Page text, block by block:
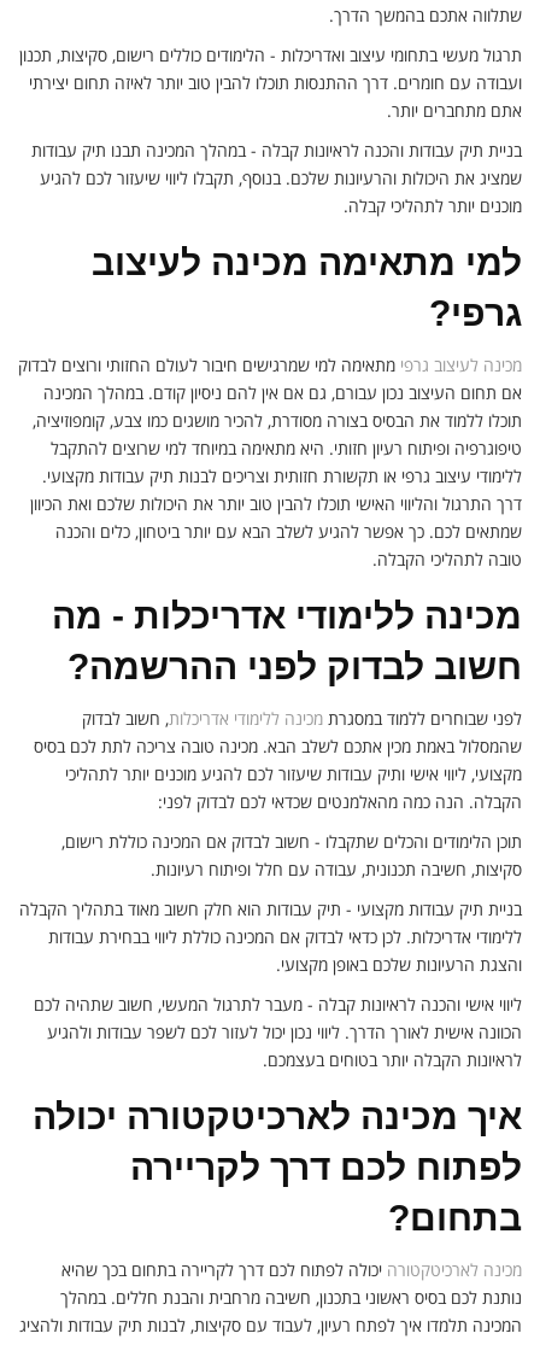
שתלווה אתכם בהמשך הדרך.
תרגול מעשי בתחומי עיצוב ואדריכלות - הלימודים כוללים רישום, סקיצות, תכנון
ועבודה עם חומרים. דרך ההתנסות תוכלו להבין טוב יותר לאיזה תחום יצירתי
אתם מתחברים יותר.
בניית תיק עבודות והכנה לראיונות קבלה - במהלך המכינה תבנו תיק עבודות
שמציג את היכולות והרעיונות שלכם. בנוסף, תקבלו ליווי שיעזור לכם להגיע
מוכנים יותר לתהליכי קבלה.
למי מתאימה מכינה לעיצוב
גרפי?
מכינה לעיצוב גרפי מתאימה למי שמרגישים חיבור לעולם החזותי ורוצים לבדוק
אם תחום העיצוב נכון עבורם, גם אם אין להם ניסיון קודם. במהלך המכינה
תוכלו ללמוד את הבסיס בצורה מסודרת, להכיר מושגים כמו צבע, קומפוזיציה,
טיפוגרפיה ופיתוח רעיון חזותי. היא מתאימה במיוחד למי שרוצים להתקבל
ללימודי עיצוב גרפי או תקשורת חזותית וצריכים לבנות תיק עבודות מקצועי.
דרך התרגול והליווי האישי תוכלו להבין טוב יותר את היכולות שלכם ואת הכיוון
שמתאים לכם. כך אפשר להגיע לשלב הבא עם יותר ביטחון, כלים והכנה
טובה לתהליכי הקבלה.
מכינה ללימודי אדריכלות - מה
חשוב לבדוק לפני ההרשמה?
לפני שבוחרים ללמוד במסגרת מכינה ללימודי אדריכלות, חשוב לבדוק
שהמסלול באמת מכין אתכם לשלב הבא. מכינה טובה צריכה לתת לכם בסיס
מקצועי, ליווי אישי ותיק עבודות שיעזור לכם להגיע מוכנים יותר לתהליכי
הקבלה. הנה כמה מהאלמנטים שכדאי לכם לבדוק לפני:
תוכן הלימודים והכלים שתקבלו - חשוב לבדוק אם המכינה כוללת רישום,
סקיצות, חשיבה תכנונית, עבודה עם חלל ופיתוח רעיונות.
בניית תיק עבודות מקצועי - תיק עבודות הוא חלק חשוב מאוד בתהליך הקבלה
ללימודי אדריכלות. לכן כדאי לבדוק אם המכינה כוללת ליווי בבחירת עבודות
והצגת הרעיונות שלכם באופן מקצועי.
ליווי אישי והכנה לראיונות קבלה - מעבר לתרגול המעשי, חשוב שתהיה לכם
הכוונה אישית לאורך הדרך. ליווי נכון יכול לעזור לכם לשפר עבודות ולהגיע
לראיונות הקבלה יותר בטוחים בעצמכם.
איך מכינה לארכיטקטורה יכולה
לפתוח לכם דרך לקריירה
בתחום?
מכינה לארכיטקטורה יכולה לפתוח לכם דרך לקריירה בתחום בכך שהיא
נותנת לכם בסיס ראשוני בתכנון, חשיבה מרחבית והבנת חללים. במהלך
המכינה תלמדו איך לפתח רעיון, לעבוד עם סקיצות, לבנות תיק עבודות ולהציג